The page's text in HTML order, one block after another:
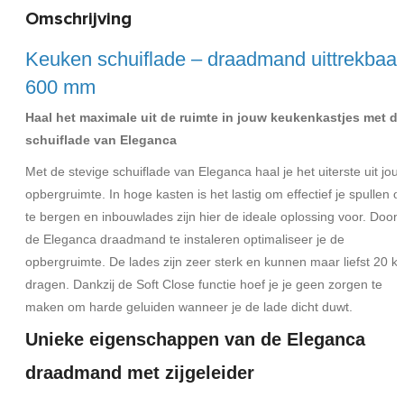
Omschrijving
Keuken schuiflade – draadmand uittrekbaar
600 mm
Haal het maximale uit de ruimte in jouw keukenkastjes met de
schuiflade van Eleganca
Met de stevige schuiflade van Eleganca haal je het uiterste uit
opbergruimte. In hoge kasten is het lastig om effectief je spullen
te bergen en inbouwlades zijn hier de ideale oplossing voor. Door
de Eleganca draadmand te instaleren optimaliseer je de
opbergruimte. De lades zijn zeer sterk en kunnen maar liefst 20 kg
dragen. Dankzij de Soft Close functie hoef je je geen zorgen te
maken om harde geluiden wanneer je de lade dicht duwt.
Unieke eigenschappen van de Eleganca
draadmand met zijgeleider